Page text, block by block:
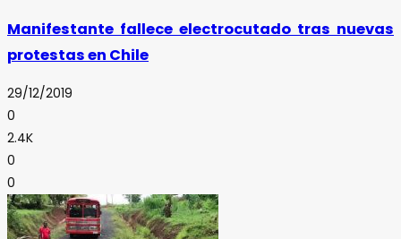
Manifestante fallece electrocutado tras nuevas
protestas en Chile
29/12/2019
0
2.4K
0
0